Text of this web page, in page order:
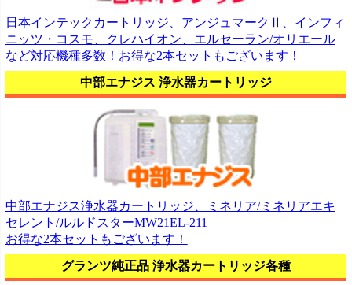
日本インテックカートリッジ、アンジュマークⅡ、インフィ
ニッツ・コスモ、クレハイオン、エルセーラン/オリエール
など対応機種多数！お得な2本セットもございます！
中部エナジス 浄水器カートリッジ
中部エナジス浄水器カートリッジ、ミネリア/ミネリアエキ
セレント/ルルドスターMW21EL-211
お得な2本セットもございます！
グランツ純正品 浄水器カートリッジ各種